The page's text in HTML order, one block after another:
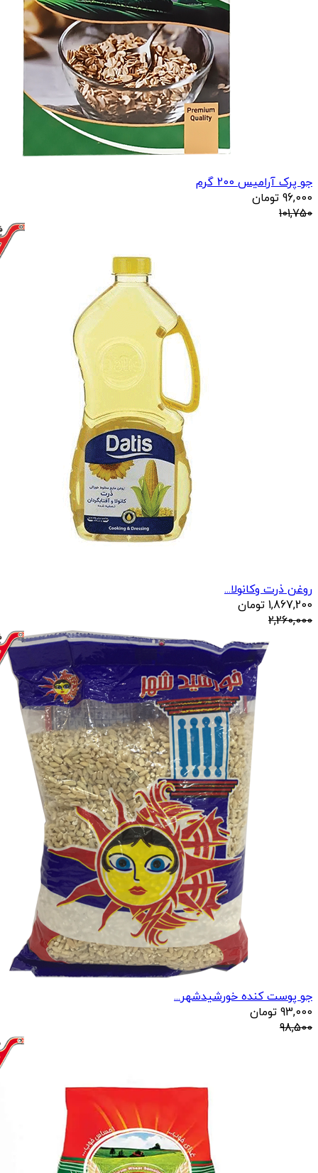
جو پرک آرامیس 200 گرم
96,000 تومان
101,750
روغن ذرت وکانولا...
1,867,200 تومان
2,260,000
جو پوست کنده خورشیدشهر...
93,000 تومان
98,500